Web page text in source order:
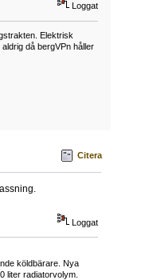
Loggat
Elektrisk
då bergVPn håller
Citera
Loggat
köldbärare. Nya
liter radiatorvolym.